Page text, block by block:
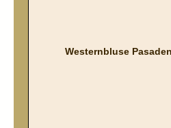
Westernbluse